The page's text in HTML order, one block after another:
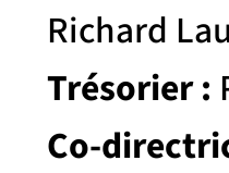
Richard
Trésorier :
Co-